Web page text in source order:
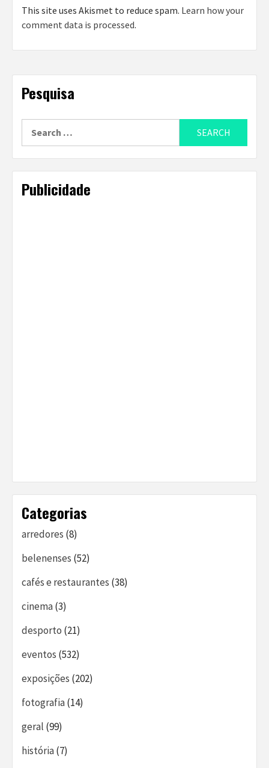
This site uses Akismet to reduce spam. Learn how your
comment data is processed.
Pesquisa
for:
Publicidade
Categorias
arredores (8)
belenenses (52)
cafés e restaurantes (38)
cinema(3)
desporto (21)
eventos (532)
exposições (202)
fotografia(14)
geral (99)
história(7)